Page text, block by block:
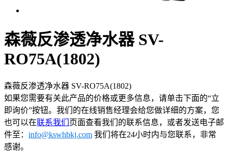
森薇反渗透净水器 SV-
RO75A(1802)
森薇反渗透净水器 SV-RO75A(1802)
如果您需要有关此产品的价格或更多信息，请单击下面的“立
即询价”按钮。我们的在线销售经理会给您做详细的方案，您
也可以在联系我们 页面查看我们的联系信息，或者发送电子邮
件至： info@kswhbkj.com 我们将在24小时内与您联系，非常
感谢。